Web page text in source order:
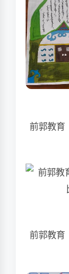
前郭教育
前郭教育